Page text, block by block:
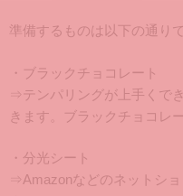
準備するものは以下の通りで
・ブラックチョコレート
⇒テンパリングが上手くで
きます。ブラックチョコレ
・分光シート
⇒Amazonなどのネットシ